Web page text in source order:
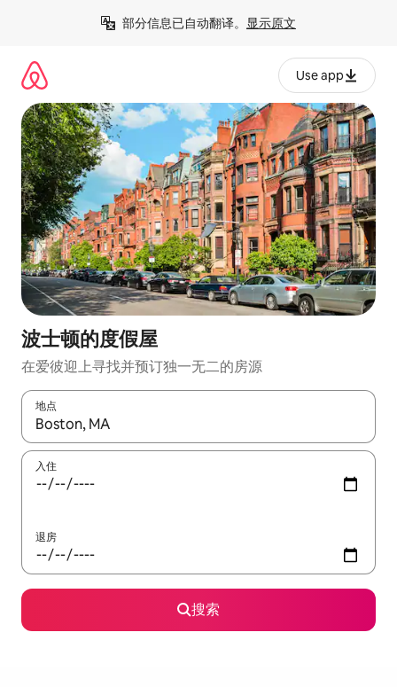
部分信息已自动翻译。 显示原文
Use app
波士顿的度假屋
在爱彼迎上寻找并预订独一无二的房源
地点
如有搜索结果，请使用上下方向键查看，或通过点击或滑动手势
入住
退房
搜索